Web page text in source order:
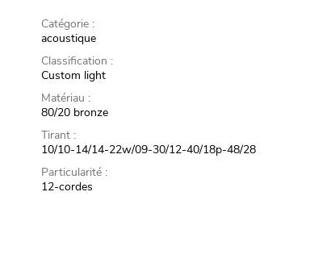
Catégorie :
acoustique
Classification :
Custom light
Matériau :
80/20 bronze
Tirant :
10/10-14/14-22w/09-30/12-40/18p-48/28
Particularité :
12-cordes